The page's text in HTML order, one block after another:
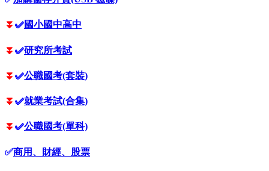
⏬ ✅國小國中高中
⏬ ✅研究所考試
⏬ ✅公職國考(套裝)
⏬ ✅就業考試(合集)
⏬ ✅公職國考(單科)
✅商用、財經、股票